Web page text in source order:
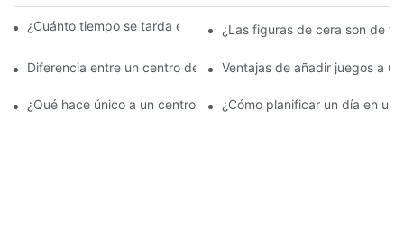
¿Cuánto tiempo se tarda en hacer una figura de cera?
¿Las figuras de cera son de
Diferencia entre un centro de entretenimiento con museo de
Ventajas de añadir juegos a
¿Qué hace único a un centro de entretenimiento con museo de
¿Cómo planificar un día en